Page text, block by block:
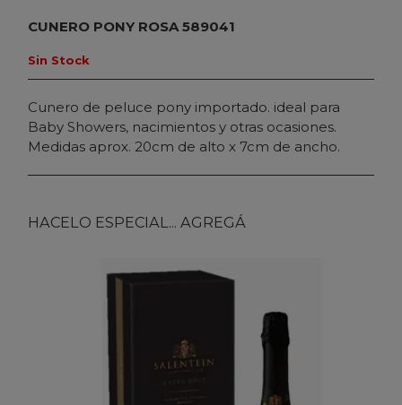
CUNERO PONY ROSA 589041
Sin Stock
Cunero de peluce pony importado. ideal para
Baby Showers, nacimientos y otras ocasiones.
Medidas aprox. 20cm de alto x 7cm de ancho.
HACELO ESPECIAL... AGREGÁ